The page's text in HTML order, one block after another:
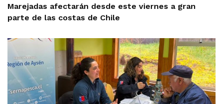
Marejadas afectarán desde este viernes a gran
parte de las costas de Chile